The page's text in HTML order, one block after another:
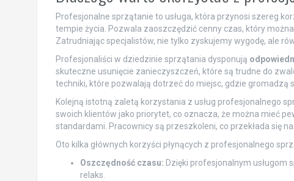
Profesjonalne sprzątanie to usługa, która przynosi szereg
tempie życia. Pozwala zaoszczędzić cenny czas, który
Zatrudniając specjalistów, nie tylko zyskujemy wygodę, ale
Profesjonaliści w dziedzinie sprzątania dysponują
skuteczne usunięcie zanieczyszczeń, które są trudne do
techniki, które pozwalają dotrzeć do miejsc, gdzie gromadzą
Kolejną istotną zaletą korzystania z usług profesjonalnego
swoich klientów jako priorytet, co oznacza, że można mieć
standardami. Pracownicy są przeszkoleni, co przekłada się
Oto kilka głównych korzyści płynących z profesjonalnego
Oszczędność czasu: Dzięki profesjonalnym usługom
relaks.